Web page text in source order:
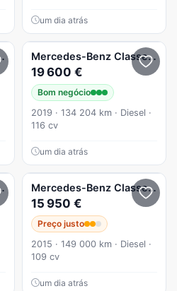
um dia atrás
A 180 d Style Aut.
Mercedes-Benz Classe A
19 600 €
Bom negócio
2019 · 134 204 km · Diesel ·
116 cv
um dia atrás
A 180 Limousine d
Mercedes-Benz Classe A
15 950 €
Preço justo
2015 · 149 000 km · Diesel ·
109 cv
um dia atrás